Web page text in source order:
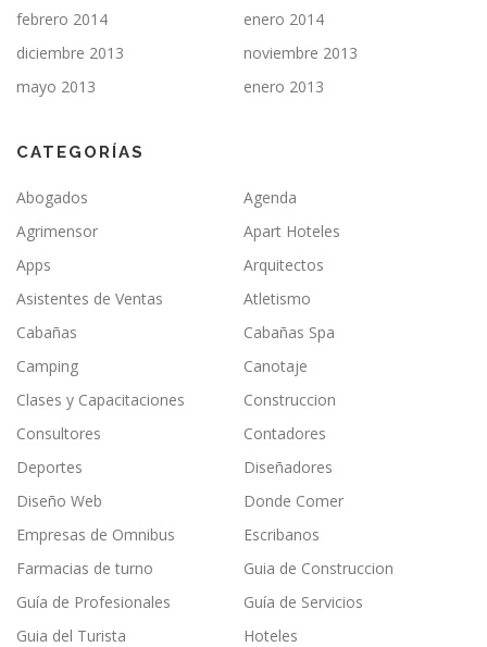
febrero 2014
enero 2014
diciembre 2013
noviembre 2013
mayo 2013
enero 2013
CATEGORÍAS
Abogados
Agenda
Agrimensor
Apart Hoteles
Apps
Arquitectos
Asistentes de Ventas
Atletismo
Cabañas
Cabañas Spa
Camping
Canotaje
Clases y Capacitaciones
Construccion
Consultores
Contadores
Deportes
Diseñadores
Diseño Web
Donde Comer
Empresas de Omnibus
Escribanos
Farmacias de turno
Guia de Construccion
Guía de Profesionales
Guía de Servicios
Guia del Turista
Hoteles